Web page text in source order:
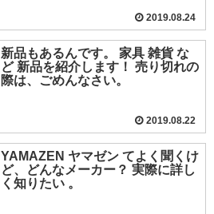
2019.08.24
新品もあるんです。 家具 雑貨 な
ど 新品を紹介します！ 売り切れの
際は、ごめんなさい。
2019.08.22
YAMAZEN ヤマゼン てよく聞くけ
ど、どんなメーカー？ 実際に詳し
く知りたい 。